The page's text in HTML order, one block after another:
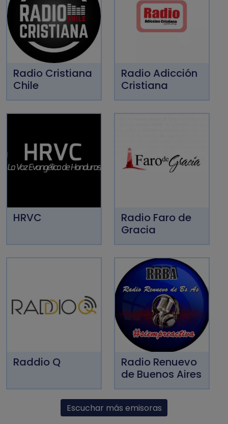
Radio Cristiana
Chile
Radio Adicción
Cristiana
HRVC
Radio Faro de
Gracia
Raddio Q
Radio Renuevo
de Buenos Aires
Escuchar más emisoras